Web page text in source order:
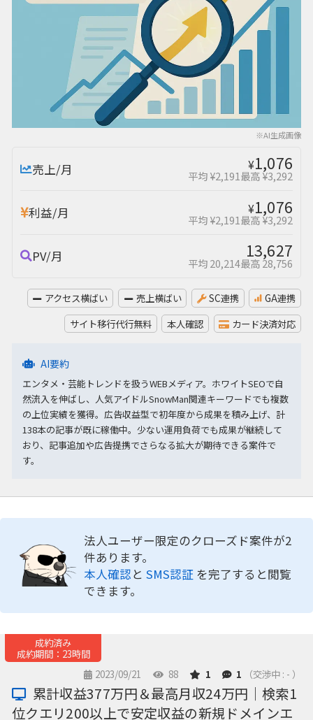
※AI生成画像
売上/月 ¥1,076
平均 ¥2,191最高 ¥3,292
利益/月 ¥1,076
平均 ¥2,191最高 ¥3,292
PV/月 13,627
平均 20,214最高 28,756
アクセス横ばい 売上横ばい SC連携
GA連携
サイト移行代行無料
本人確認 カード決済対応
AI要約
エンタメ・芸能トレンドを扱うWEBメディア。ホワイトSEOで自
然流入を伸ばし、人気アイドルSnowMan関連キーワードでも複数
の上位実績を獲得。広告収益型で初年度から成果を積み上げ、計
138本の記事が既に稼働中。少ない運用負荷でも成果が継続して
おり、記事追加や広告提携でさらなる拡大が期待できる案件で
す。
法人ユーザー限定のクローズド案件が2
件あります。
本人確認と SMS認証 を完了すると閲覧
できます。
成約済み
成約期間：23時間
2023/09/21
88 1 1 （交渉中 : - ）
累計収益377万円＆最高月収24万円｜検索1
位クエリ200以上で安定収益の新規ドメインエ